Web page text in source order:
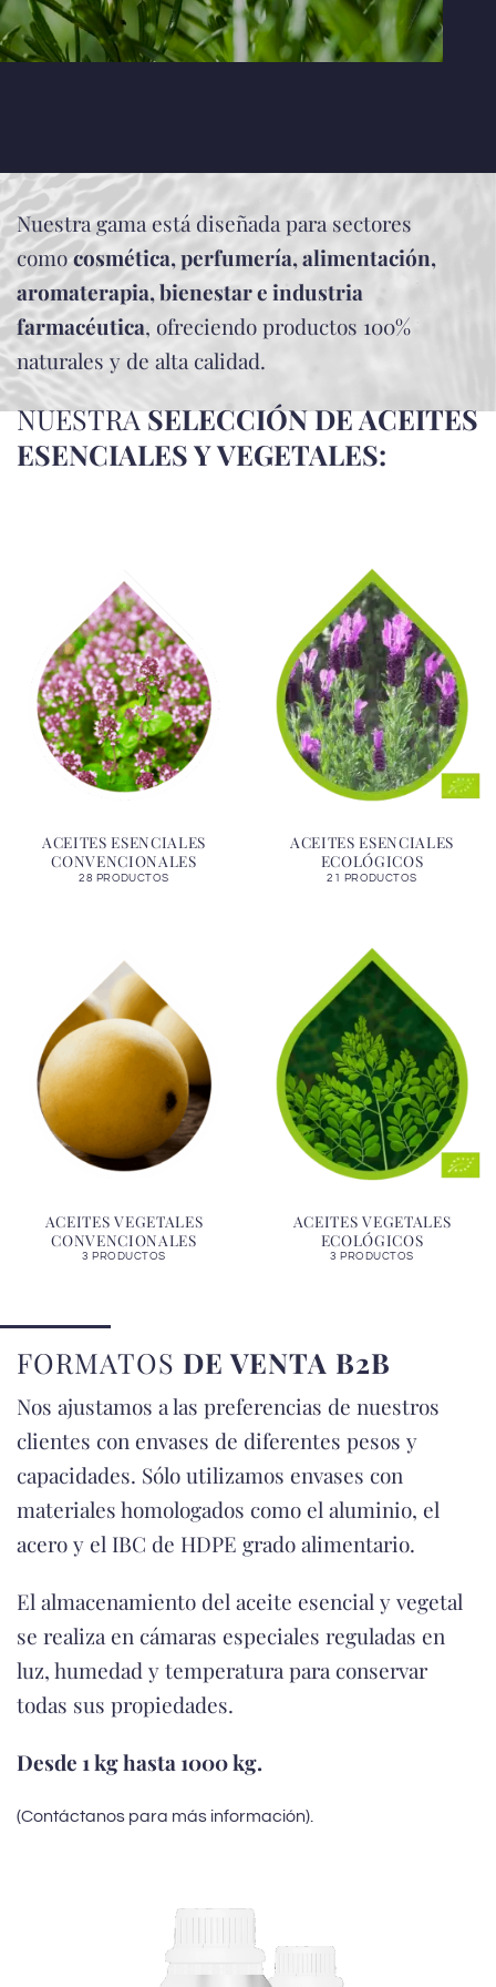
Nuestra gama está diseñada para sectores
comocosmética, perfumería, alimentación,
aromaterapia, bienestar e industria
farmacéutica, ofreciendo productos 100%
naturales y de alta calidad.
NUESTRASELECCIÓN DE ACEITES
ESENCIALES Y VEGETALES:
ACEITES ESENCIALES
CONVENCIONALES
28 PRODUCTOS
ACEITES ESENCIALES
ECOLÓGICOS
21 PRODUCTOS
ACEITES VEGETALES
CONVENCIONALES
3 PRODUCTOS
ACEITES VEGETALES
ECOLÓGICOS
3 PRODUCTOS
FORMATOS DE VENTA B2B
Nos ajustamos a las preferencias de nuestros
clientes con envases de diferentes pesos y
capacidades. Sólo utilizamos envases con
materiales homologados como el aluminio, el
acero y el IBC de HDPE grado alimentario.
El almacenamiento del aceite esencial y vegetal
se realiza en cámaras especiales reguladas en
luz, humedad y temperatura para conservar
todas sus propiedades.
Desde 1 kg hasta 1000 kg.
(Contáctanos para más información).